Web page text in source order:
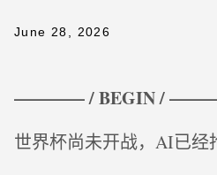
June 28, 2026
———— / BEGIN /
世界杯尚未开战，AI已经